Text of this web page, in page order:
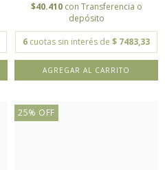
$40.410 con Transferencia o
depósito
6 cuotas sin interés de $ 7483,33
25% OFF